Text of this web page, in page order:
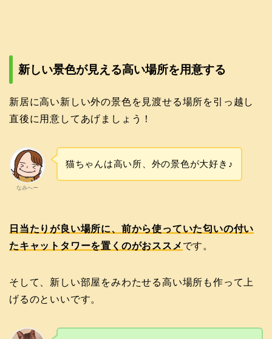
新しい景色が見える高い場所を用意する
新居に高い新しい外の景色を見渡せる場所を引っ越し
直後に用意してあげましょう！
なみへー
猫ちゃんは高い所、外の景色が大好き♪
日当たりが良い場所に、前から使っていた匂いの付い
たキャットタワーを置くのがおススメ です。
そして、新しい部屋をみわたせる高い場所も作って上
げるのといいです。